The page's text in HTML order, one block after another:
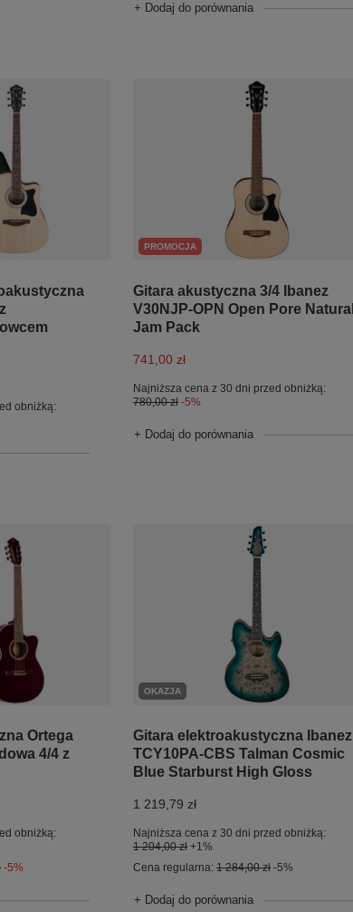
+ Dodaj do porównania
obniżką:
PROMOCJA
Gitara akustyczna 3/4 Ibanez
V30NJP-OPN Open Pore Natural
Jam Pack
741,00 zł
Najniższa cena z 30 dni przed obniżką:
780,00 zł -5%
+ Dodaj do porównania
Ortega
4/4 z
obniżką:
-5%
OKAZJA
Gitara elektroakustyczna Ibanez
TCY10PA-CBS Talman Cosmic
Blue Starburst High Gloss
1 219,79 zł
Najniższa cena z 30 dni przed obniżką:
1 204,00 zł +1%
Cena regularna: 1 284,00 zł -5%
+ Dodaj do porównania